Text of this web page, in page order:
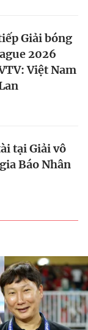
Giải bóng
2026
Việt Nam
tại Giải vô
Báo Nhân